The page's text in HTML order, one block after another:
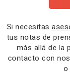
Si necesitas
tus notas de
más allá de la
contacto con
o